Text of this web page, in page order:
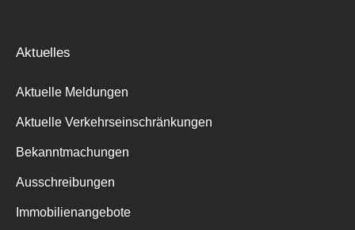
Aktuelles
Aktuelle Meldungen
Aktuelle Verkehrseinschränkungen
Bekanntmachungen
Ausschreibungen
Immobilienangebote